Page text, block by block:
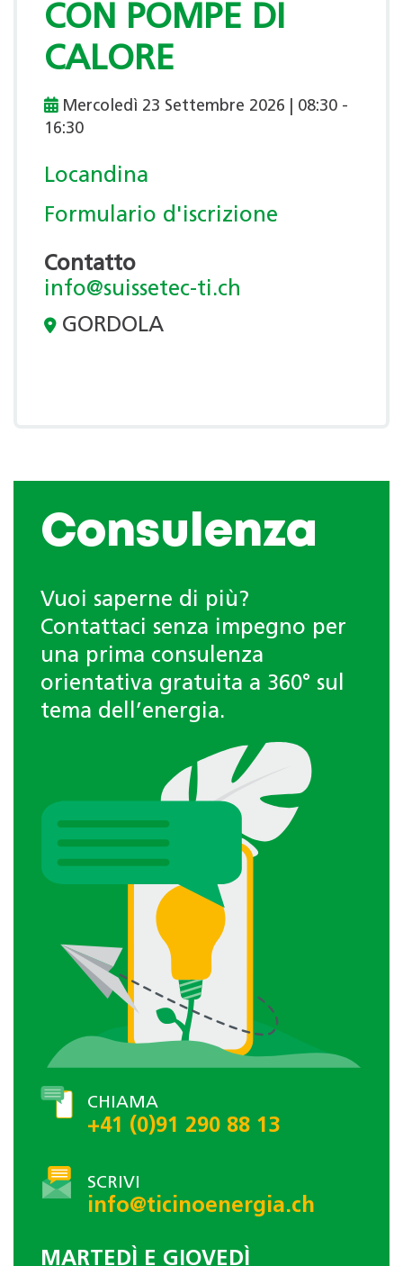
CON POMPE DI
CALORE
Mercoledì 23 Settembre 2026 | 08:30 -
16:30
Locandina
Formulario d'iscrizione
Contatto
info@suissetec-ti.ch
GORDOLA
Consulenza
Vuoi saperne di più?
Contattaci senza impegno per
una prima consulenza
orientativa gratuita a 360° sul
tema dell’energia.
CHIAMA
+41 (0)91 290 88 13
SCRIVI
info@ticinoenergia.ch
MARTEDÌ E GIOVEDÌ